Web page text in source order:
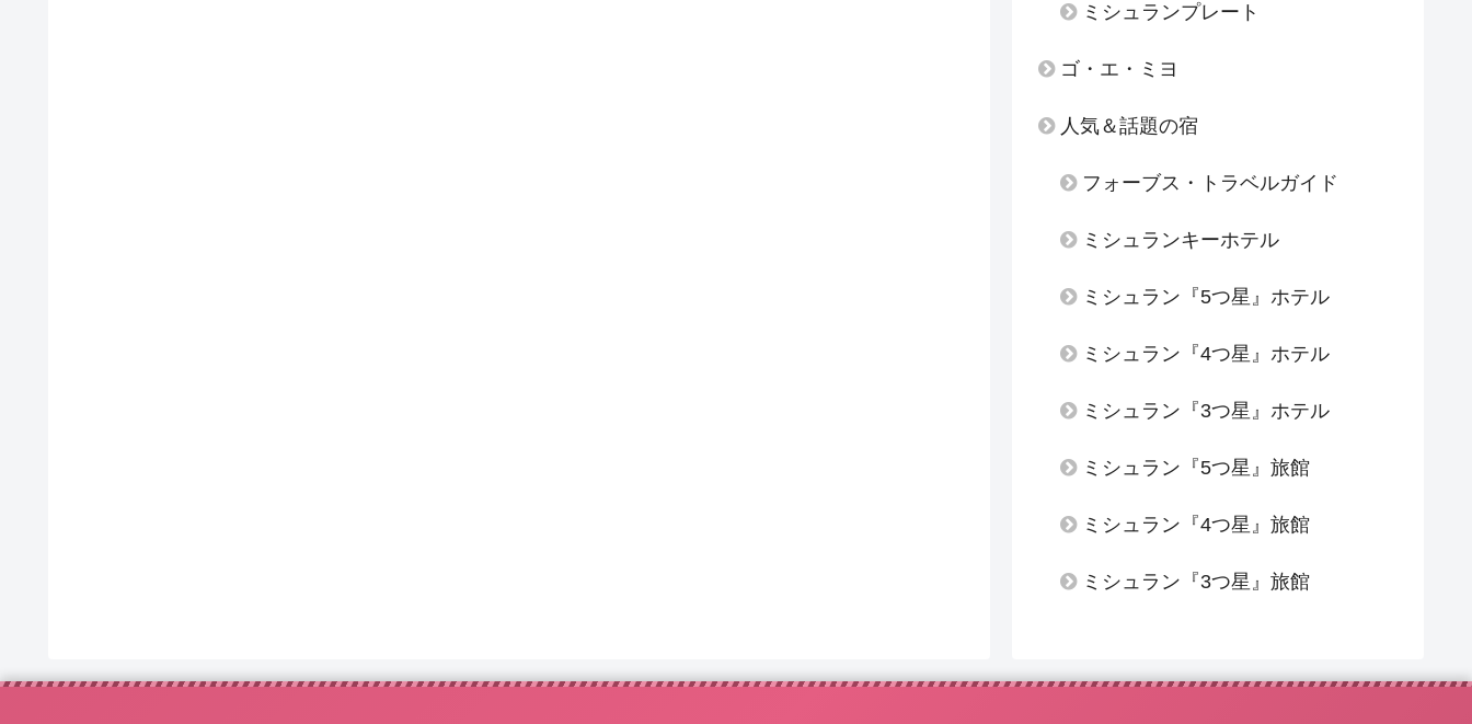
ミシュランプレート
ゴ・エ・ミヨ
人気＆話題の宿
フォーブス・トラベルガイド
ミシュランキーホテル
ミシュラン『5つ星』ホテル
ミシュラン『4つ星』ホテル
ミシュラン『3つ星』ホテル
ミシュラン『5つ星』旅館
ミシュラン『4つ星』旅館
ミシュラン『3つ星』旅館